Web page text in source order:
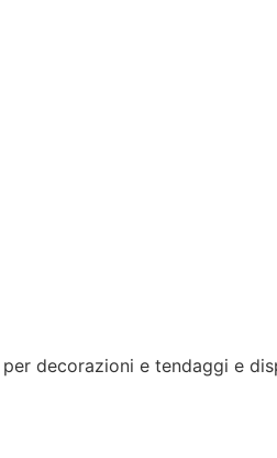
decorazioni e tendaggi e